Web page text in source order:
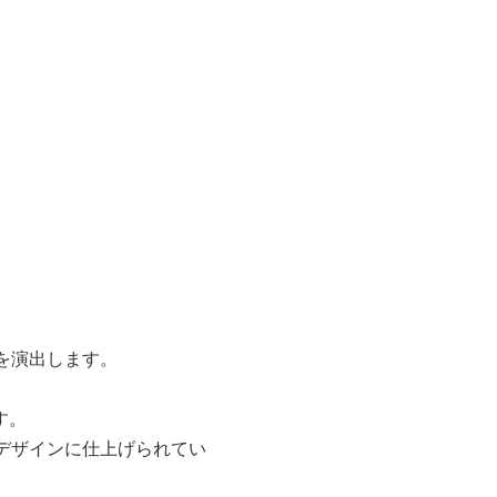
出します。
ザインに仕上げられてい